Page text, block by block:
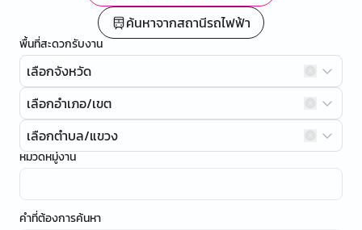
ค้นหาจากสถานีรถไฟฟ้า
พื้นที่สะดวกรับงาน
เลือกจังหวัด
เลือกอำเภอ/เขต
เลือกตำบล/แขวง
หมวดหมู่งาน
คำที่ต้องการค้นหา